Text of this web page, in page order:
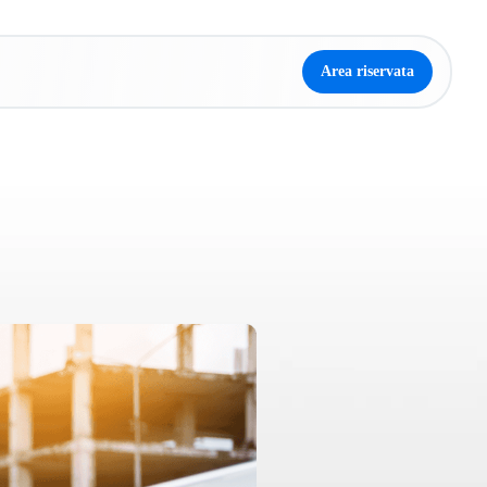
Area riservata